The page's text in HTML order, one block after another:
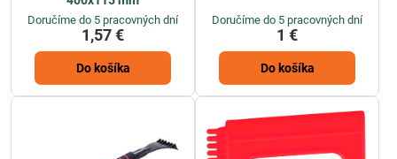
Doručíme do 5 pracovných dní
1,57 €
Do košíka
Doručíme do 5 pracovných dní
1 €
Do košíka